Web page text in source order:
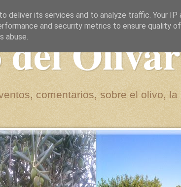
Olivar
comentarios, sobre el olivo,
deliver its services and to analyze traffic. Your IP
and security metrics to ensure quality
abuse.